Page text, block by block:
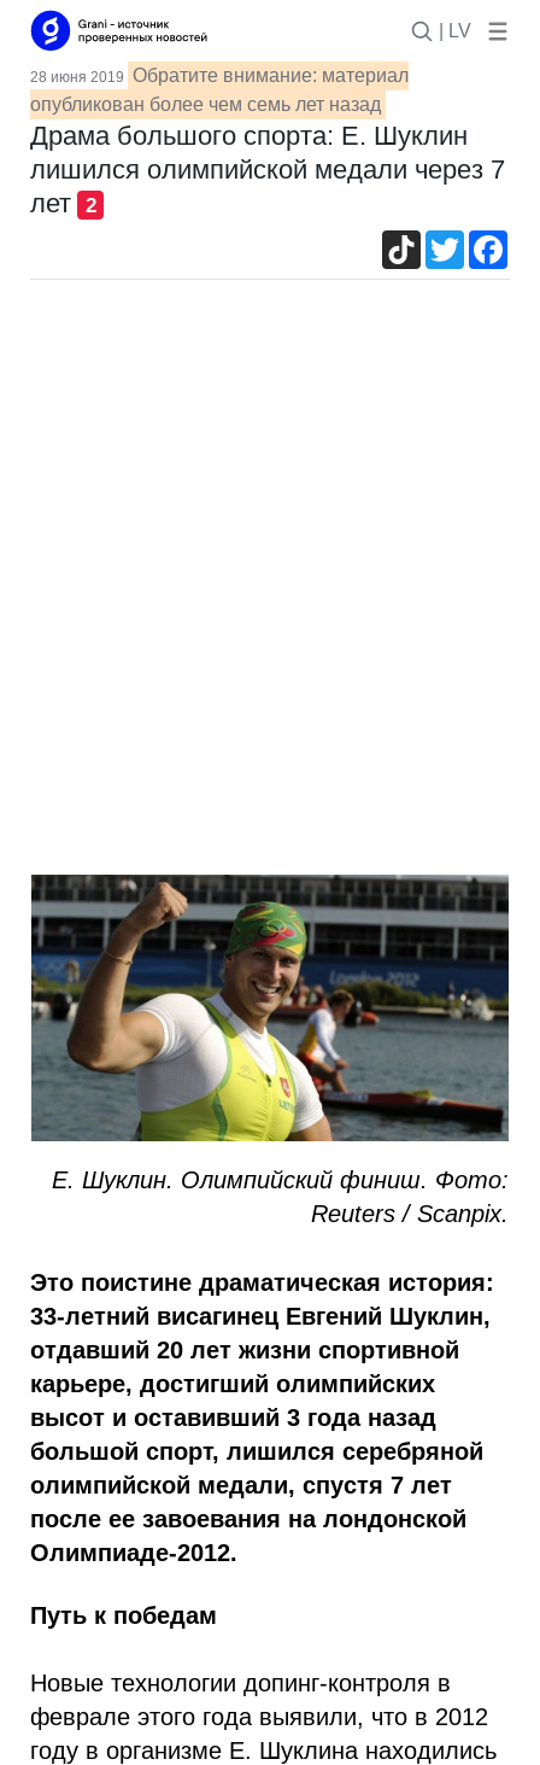
| LV
28 июня 2019 Обратите внимание: материал
опубликован более чем семь лет назад
Драма большого спорта: Е. Шуклин
лишился олимпийской медали через 7
лет
2
TikTokTwitter
Е. Шуклин. Олимпийский финиш. Фото:
Reuters / Scanpix.
Это поистине драматическая история:
33-летний висагинец Евгений Шуклин,
отдавший 20 лет жизни спортивной
карьере, достигший олимпийских
высот и оставивший 3 года назад
большой спорт, лишился серебряной
олимпийской медали, спустя 7 лет
после ее завоевания на лондонской
Олимпиаде-2012.
Путь к победам
Новые технологии допинг-контроля в
феврале этого года выявили, что в 2012
году в организме Е. Шуклина находились